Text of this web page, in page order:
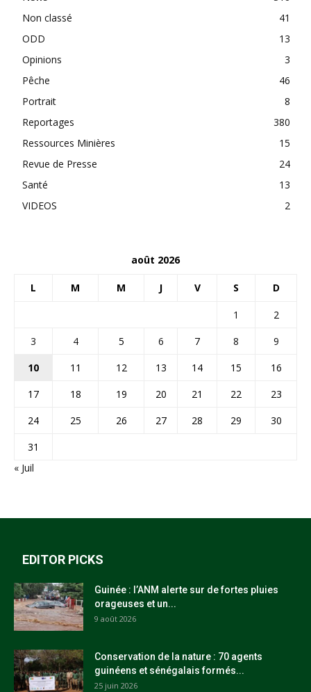
Non classé
41
ODD
13
Opinions
3
Pêche
46
Portrait
8
Reportages
380
Ressources Minières
15
Revue de Presse
24
Santé
13
VIDEOS
2
août 2026
L M M J V S D
1
2
3
4 5 6 7 8
9
10
11 12 13 14 15
16
17
18 19 20 21 22
23
24
25 26 27 28 29
30
31
« Juil
EDITOR PICKS
Guinée : l’ANM alerte sur de fortes pluies
orageuses et un...
9 août 2026
Conservation de la nature : 70 agents
guinéens et sénégalais formés...
25 juin 2026